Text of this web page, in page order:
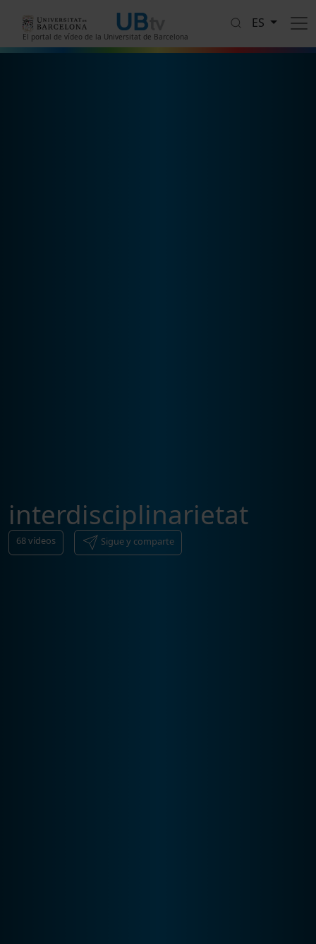
El portal de vídeo de la Universitat de Barcelona
ES
interdisciplinarietat
68vídeos Sigue y comparte